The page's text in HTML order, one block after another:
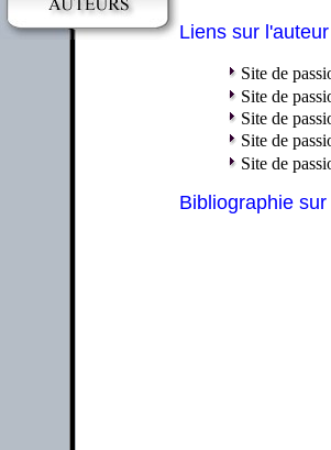
Liens sur
Site de
Site de
Site de
Site de
Site de
Bibliographie